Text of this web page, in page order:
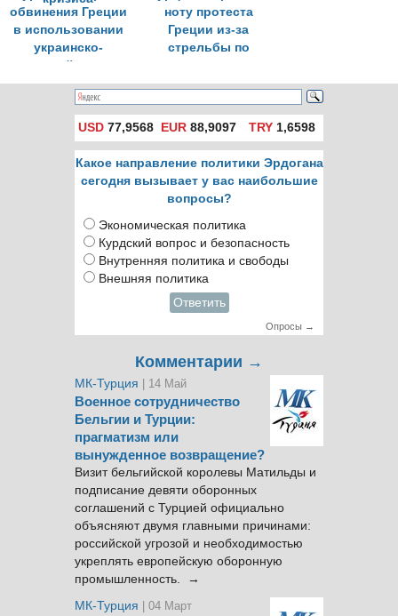
обвинения Греции
в использовании
украинско-
российского
кризиса
ноту протеста
Греции из-за
стрельбы по
USD 77,9568 EUR 88,9097 TRY1,6598
Какое направление политики Эрдогана
сегодня вызывает у вас наибольшие
вопросы?
Экономическая политика
Курдский вопрос и безопасность
Внутренняя политика и свободы
Внешняя политика
Ответить
Опросы →
Комментарии →
МК-Турция | 14 Май
Военное сотрудничество
Бельгии и Турции:
прагматизм или
вынужденное возвращение?
Визит бельгийской королевы Матильды и
подписание девяти оборонных
соглашений с Турцией официально
объясняют двумя главными причинами:
российской угрозой и необходимостью
укреплять европейскую оборонную
промышленность. →
МК-Турция
| 04 Март